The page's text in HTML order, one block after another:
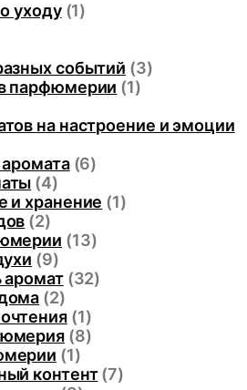
уходу(1)
событий (3)
парфюмерии (1)
на настроение и эмоции
(6)
(4)
и хранение (1)
(2)
(13)
(9)
аромат(32)
(2)
(1)
(8)
(1)
контент(7)